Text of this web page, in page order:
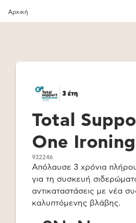
Αρχική
Total
One Ironing
932246
Απόλαυσε 3 χρόνια
για τη συσκευή
αντικαταστάσεις με νέα
καλυπτόμενης βλάβης.